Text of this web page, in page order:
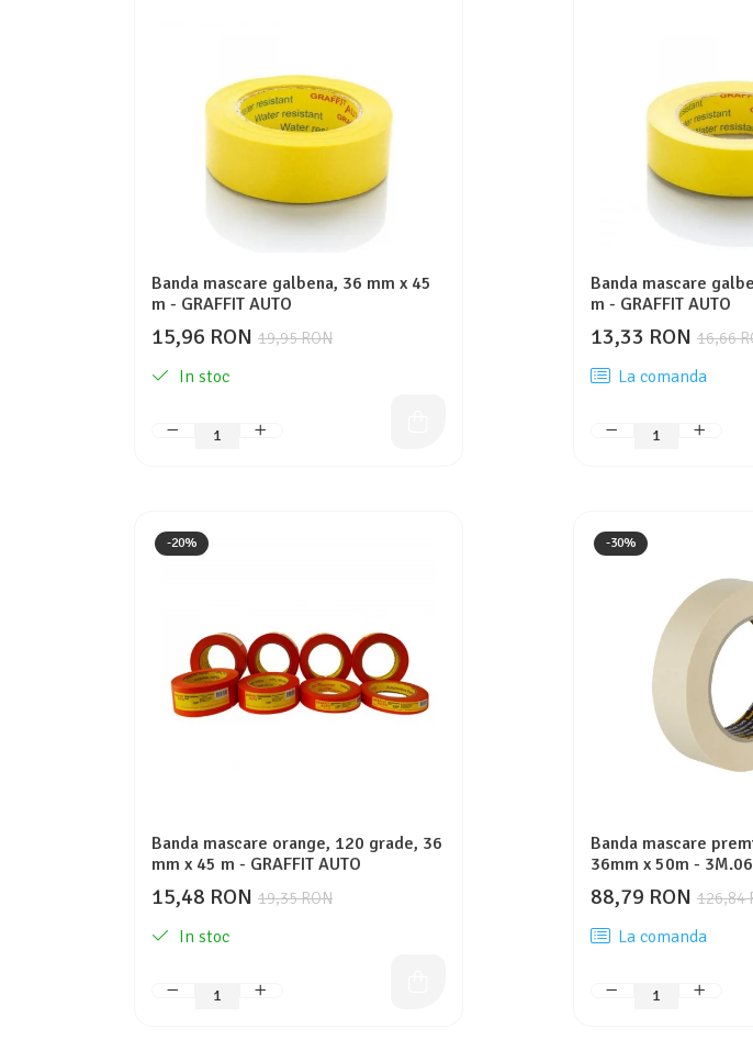
Banda mascare galbena, 36 mm x 45
m - GRAFFIT AUTO
19,95 RON
15,96 RON
In stoc
Banda mascare
m - GRAFFIT AUTO
16,66
13,33 RON
La comanda
-20%
Banda mascare orange, 120 grade, 36
mm x 45 m - GRAFFIT AUTO
19,35 RON
15,48 RON
In stoc
-30%
Banda mascare
36mm x 50m -
126,84
88,79 RON
La comanda